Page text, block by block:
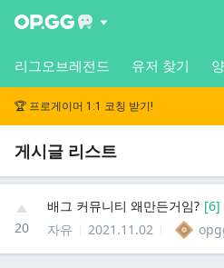
리그오브레전드 유저 찾기
🏆 프로게이머 1:1 코칭 받기!
게시글 리스트
20
배그 커뮤니티 왜만든거임? [6]
자유
2021.11.02